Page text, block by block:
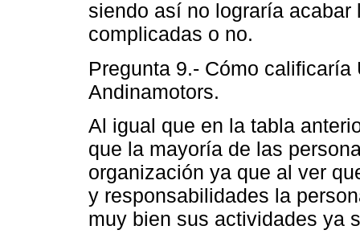
siendo así no lograría
complicadas o no.
Pregunta 9.- Cómo
Andinamotors.
Al igual que en la tabla
que la mayoría de las
organización ya que al ver
y responsabilidades la
muy bien sus actividades ya